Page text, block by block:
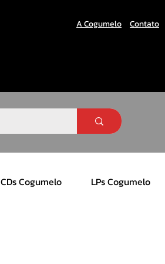
A Cogumelo Contato
CDs Cogumelo LPs Cogumelo